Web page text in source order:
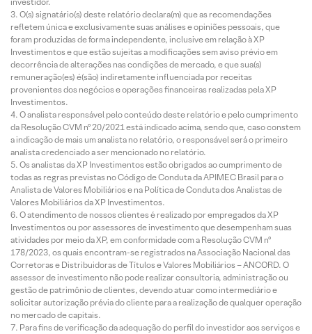
O(s) signatário(s) deste relatório declara(m) que as recomendações
refletem única e exclusivamente suas análises e opiniões pessoais, que
foram produzidas de forma independente, inclusive em relação à XP
Investimentos e que estão sujeitas a modificações sem aviso prévio em
decorrência de alterações nas condições de mercado, e que sua(s)
remuneração(es) é(são) indiretamente influenciada por receitas
provenientes dos negócios e operações financeiras realizadas pela XP
Investimentos.
O analista responsável pelo conteúdo deste relatório e pelo cumprimento
da Resolução CVM nº 20/2021 está indicado acima, sendo que, caso constem
a indicação de mais um analista no relatório, o responsável será o primeiro
analista credenciado a ser mencionado no relatório.
Os analistas da XP Investimentos estão obrigados ao cumprimento de
todas as regras previstas no Código de Conduta da APIMEC Brasil para o
Analista de Valores Mobiliários e na Política de Conduta dos Analistas de
Valores Mobiliários da XP Investimentos.
O atendimento de nossos clientes é realizado por empregados da XP
Investimentos ou por assessores de investimento que desempenham suas
atividades por meio da XP, em conformidade com a Resolução CVM nº
178/2023, os quais encontram-se registrados na Associação Nacional das
Corretoras e Distribuidoras de Títulos e Valores Mobiliários – ANCORD. O
assessor de investimento não pode realizar consultoria, administração ou
gestão de patrimônio de clientes, devendo atuar como intermediário e
solicitar autorização prévia do cliente para a realização de qualquer operação
no mercado de capitais.
Para fins de verificação da adequação do perfil do investidor aos serviços e